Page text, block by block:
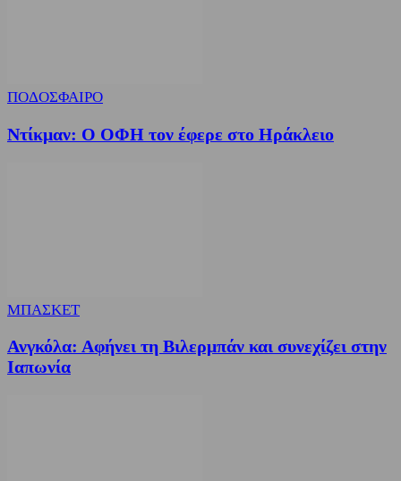
ΠΟΔΟΣΦΑΙΡΟ
Ντίκμαν: Ο ΟΦΗ τον έφερε στο Ηράκλειο
ΜΠΑΣΚΕΤ
Ανγκόλα: Αφήνει τη Βιλερμπάν και συνεχίζει στην
Ιαπωνία